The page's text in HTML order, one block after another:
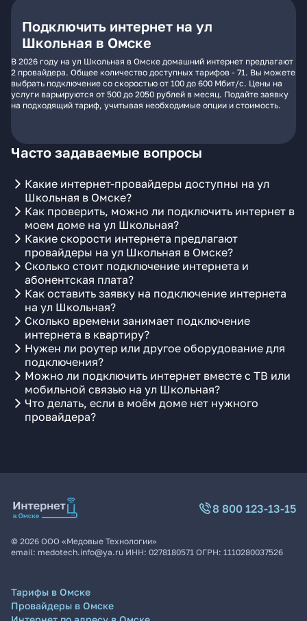
Подключить интернет на ул
Школьная в Омске
В 2026 году на ул Школьная в Омске домашний интернет предлагают
2 провайдера. Общее количество доступных тарифов - 71. Вы можете
выбрать подключение со скоростью от 100 до 600 Мбит/с. Цены на
услуги варьируются от 500 до 2050 рублей в месяц. Подайте заявку
на подходящий тариф, учитывая необходимые опции и стоимость.
Часто задаваемые вопросы
Какие интернет-провайдеры доступны на ул
Школьная в Омске?
Как проверить, можно ли подключить интернет в
моем доме на ул Школьная?
Какие скорости интернета предлагают
провайдеры на ул Школьная в Омске?
Сколько стоит подключение интернета и
абонентская плата?
Как оставить заявку на подключение интернета
на ул Школьная?
Сколько времени занимает подключение
интернета в квартиру?
Нужен ли роутер или другое оборудование для
подключения?
Можно ли подключить интернет вместе с ТВ или
мобильной связью на ул Школьная?
Что делать, если в моём доме нет нужного
провайдера?
8 800 123-13-15
© 2026 ООО «Медовые Технологии»
email: medotech.info@ya.ru ИНН: 0278180571 ОГРН: 1110280037526
Тарифы в Омске
Провайдеры в Омске